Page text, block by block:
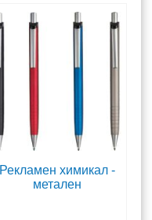
Рекламен химикал -
метален